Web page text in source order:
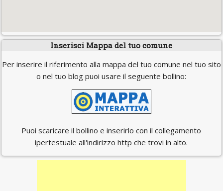
Inserisci Mappa del tuo comune
Per inserire il riferimento alla mappa del tuo comune nel tuo sito
o nel tuo blog puoi usare il seguente bollino:
Puoi scaricare il bollino e inserirlo con il collegamento
ipertestuale all'indirizzo http che trovi in alto.